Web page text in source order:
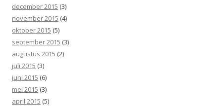
december 2015 (3)
november 2015 (4)
oktober 2015 (5)
september 2015 (3)
augustus 2015 (2)
juli 2015 (3)
juni 2015 (6)
mei 2015 (3)
april 2015 (5)